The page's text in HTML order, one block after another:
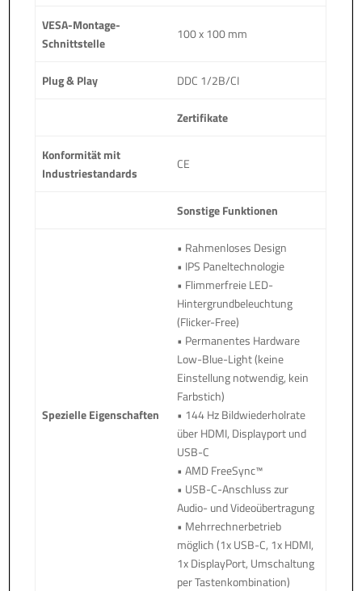
VESA-Montage-
Schnittstelle
100 x 100 mm
Plug & Play DDC 1/2B/CI
Zertifikate
Konformität mit
Industriestandards
CE
Sonstige Funktionen
Spezielle Eigenschaften
• Rahmenloses Design
• IPS Paneltechnologie
• Flimmerfreie LED-
Hintergrundbeleuchtung
(Flicker-Free)
• Permanentes Hardware
Low-Blue-Light (keine
Einstellung notwendig, kein
Farbstich)
• 144 Hz Bildwiederholrate
über HDMI, Displayport und
USB-C
• AMD FreeSync™
• USB-C-Anschluss zur
Audio- und Videoübertragung
• Mehrrechnerbetrieb
möglich (1x USB-C, 1x HDMI,
1x DisplayPort, Umschaltung
per Tastenkombination)